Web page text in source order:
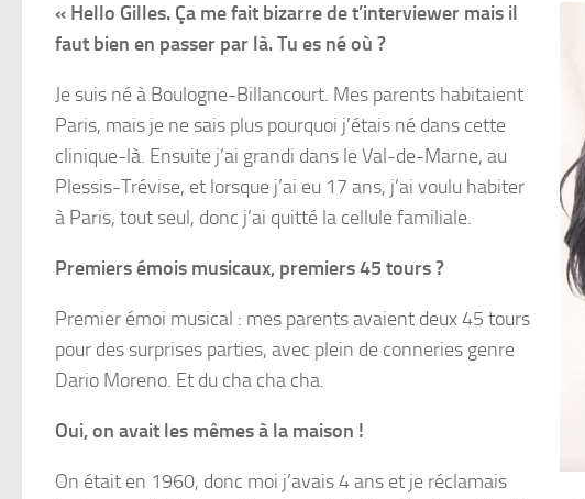
« Hello Gilles. Ça me fait bizarre de t’interviewer mais il
faut bien en passer par là. Tu es né où ?
Je suis né à Boulogne-Billancourt. Mes parents habitaient
Paris, mais je ne sais plus pourquoi j’étais né dans cette
clinique-là. Ensuite j’ai grandi dans le Val-de-Marne, au
Plessis-Trévise, et lorsque j’ai eu 17 ans, j’ai voulu habiter
à Paris, tout seul, donc j’ai quitté la cellule familiale.
Premiers émois musicaux, premiers 45 tours ?
Premier émoi musical : mes parents avaient deux 45 tours
pour des surprises parties, avec plein de conneries genre
Dario Moreno. Et du cha cha cha.
Oui, on avait les mêmes à la maison !
On était en 1960, donc moi j’avais 4 ans et je réclamais